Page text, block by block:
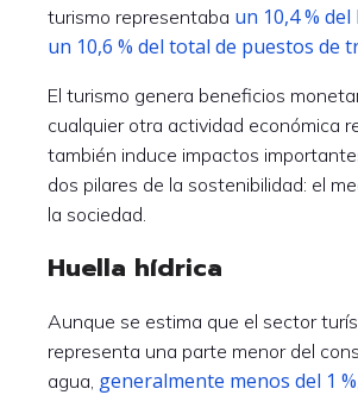
turismo representaba un 10,4 %
un 10,6 % del total de puestos de
El turismo genera beneficios
cualquier otra actividad económica
también induce impactos
dos pilares de la sostenibilidad: el
la sociedad.
Huella hídrica
Aunque se estima que el sector
representa una parte menor del
agua, generalmente menos del 1 %